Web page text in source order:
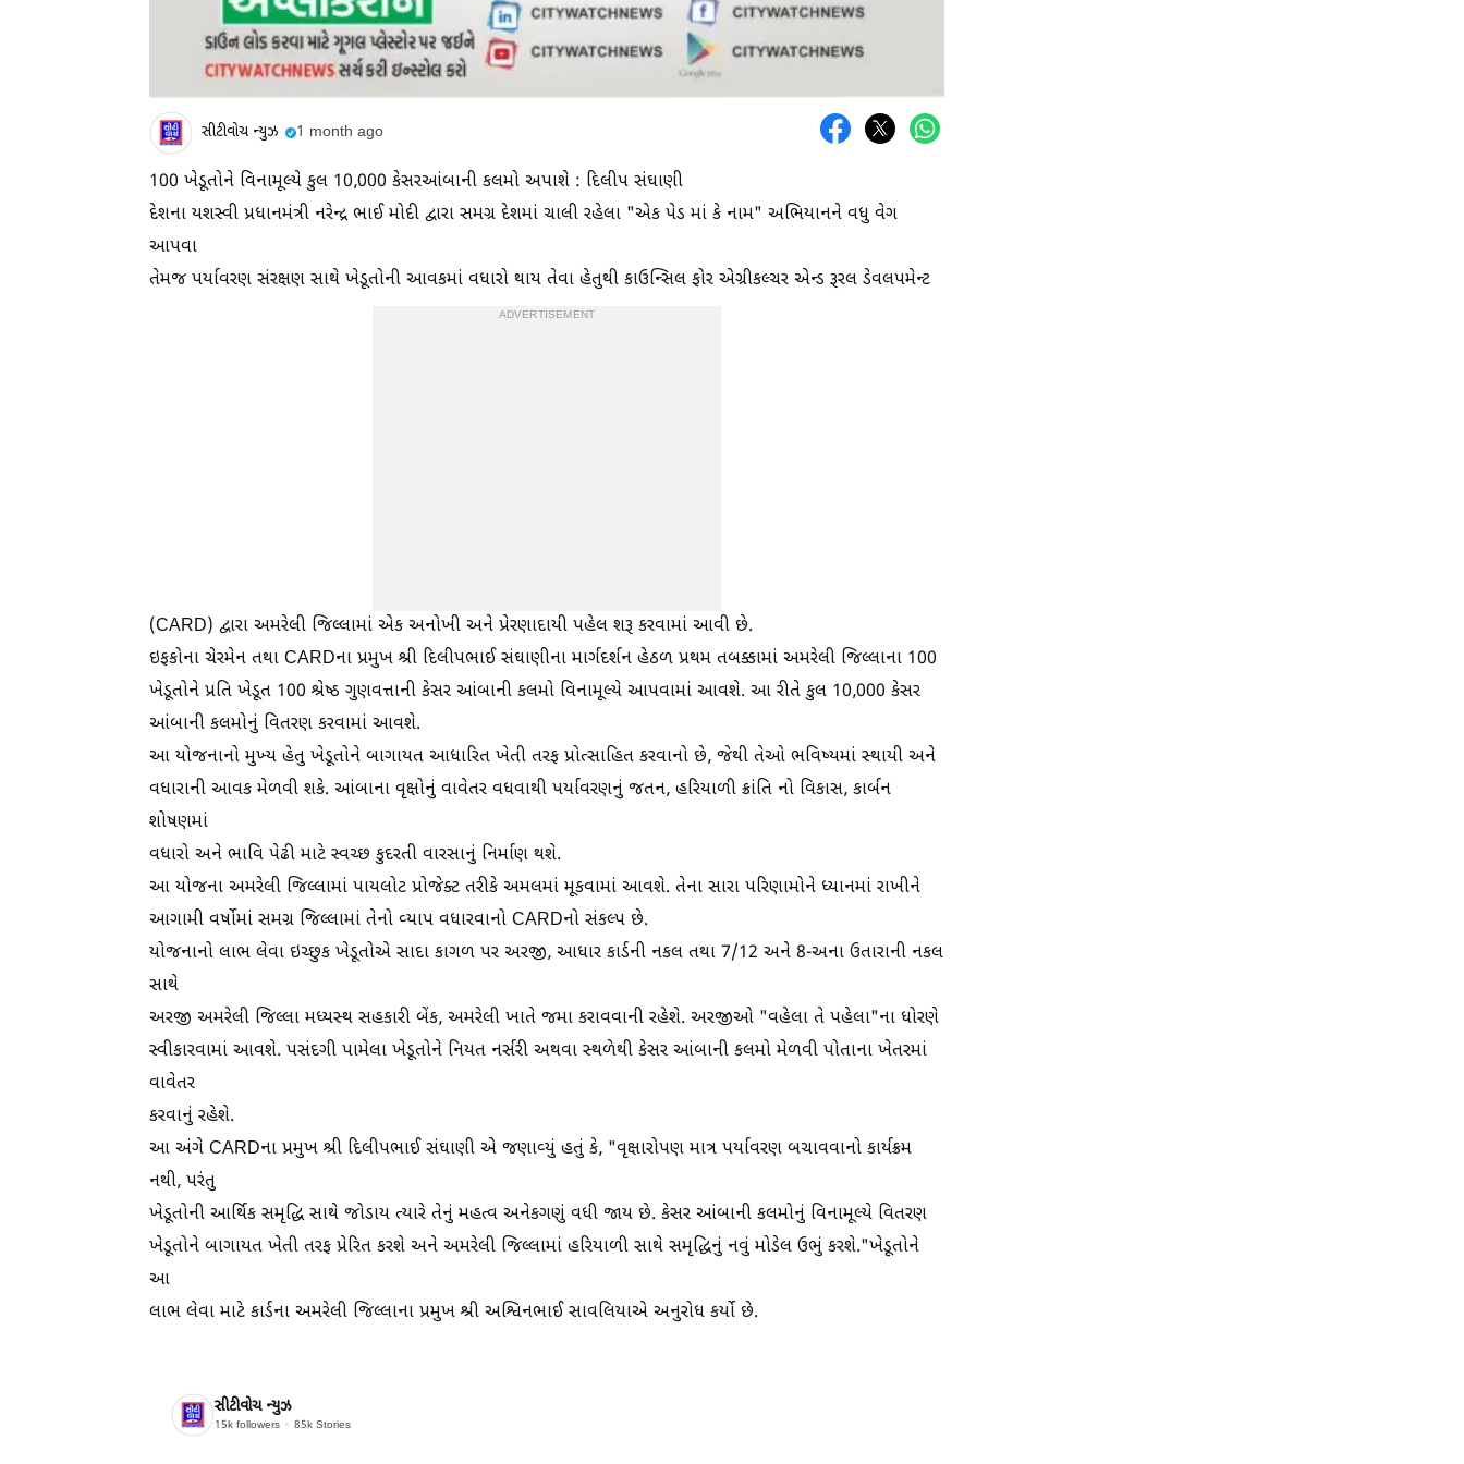
સીટીવોચ ન્યુઝ 1 month ago
100 ખેડૂતોને વિનામૂલ્યે કુલ 10,000 કેસરઆંબાની કલમો અપાશે : દિલીપ સંઘાણી
દેશના યશસ્વી પ્રધાનમંત્રી નરેન્દ્ર ભાઈ મોદી દ્વારા સમગ્ર દેશમાં ચાલી રહેલા "એક પેડ માં કે નામ" અભિયાનને વધુ વેગ
આપવા
તેમજ પર્યાવરણ સંરક્ષણ સાથે ખેડૂતોની આવકમાં વધારો થાય તેવા હેતુથી કાઉન્સિલ ફોર એગ્રીકલ્ચર એન્ડ રૂરલ ડેવલપમેન્ટ
ADVERTISEMENT
(CARD) દ્વારા અમરેલી જિલ્લામાં એક અનોખી અને પ્રેરણાદાયી પહેલ શરૂ કરવામાં આવી છે.
ઇફકોના ચેરમેન તથા CARDના પ્રમુખ શ્રી દિલીપભાઈ સંઘાણીના માર્ગદર્શન હેઠળ પ્રથમ તબક્કામાં અમરેલી જિલ્લાના 100
ખેડૂતોને પ્રતિ ખેડૂત 100 શ્રેષ્ઠ ગુણવત્તાની કેસર આંબાની કલમો વિનામૂલ્યે આપવામાં આવશે. આ રીતે કુલ 10,000 કેસર
આંબાની કલમોનું વિતરણ કરવામાં આવશે.
આ યોજનાનો મુખ્ય હેતુ ખેડૂતોને બાગાયત આધારિત ખેતી તરફ પ્રોત્સાહિત કરવાનો છે, જેથી તેઓ ભવિષ્યમાં સ્થાયી અને
વધારાની આવક મેળવી શકે. આંબાના વૃક્ષોનું વાવેતર વધવાથી પર્યાવરણનું જતન, હરિયાળી ક્રાંતિ નો વિકાસ, કાર્બન
શોષણમાં
વધારો અને ભાવિ પેઢી માટે સ્વચ્છ કુદરતી વારસાનું નિર્માણ થશે.
આ યોજના અમરેલી જિલ્લામાં પાયલોટ પ્રોજેક્ટ તરીકે અમલમાં મૂકવામાં આવશે. તેના સારા પરિણામોને ધ્યાનમાં રાખીને
આગામી વર્ષોમાં સમગ્ર જિલ્લામાં તેનો વ્યાપ વધારવાનો CARDનો સંકલ્પ છે.
યોજનાનો લાભ લેવા ઇચ્છુક ખેડૂતોએ સાદા કાગળ પર અરજી, આધાર કાર્ડની નકલ તથા 7/12 અને 8-અના ઉતારાની નકલ
સાથે
અરજી અમરેલી જિલ્લા મધ્યસ્થ સહકારી બેંક, અમરેલી ખાતે જમા કરાવવાની રહેશે. અરજીઓ "વહેલા તે પહેલા"ના ધોરણે
સ્વીકારવામાં આવશે. પસંદગી પામેલા ખેડૂતોને નિયત નર્સરી અથવા સ્થળેથી કેસર આંબાની કલમો મેળવી પોતાના ખેતરમાં
વાવેતર
કરવાનું રહેશે.
આ અંગે CARDના પ્રમુખ શ્રી દિલીપભાઈ સંઘાણી એ જણાવ્યું હતું કે, "વૃક્ષારોપણ માત્ર પર્યાવરણ બચાવવાનો કાર્યક્રમ
નથી, પરંતુ
ખેડૂતોની આર્થિક સમૃદ્ધિ સાથે જોડાય ત્યારે તેનું મહત્વ અનેકગણું વધી જાય છે. કેસર આંબાની કલમોનું વિનામૂલ્યે વિતરણ
ખેડૂતોને બાગાયત ખેતી તરફ પ્રેરિત કરશે અને અમરેલી જિલ્લામાં હરિયાળી સાથે સમૃદ્ધિનું નવું મોડેલ ઉભું કરશે."ખેડૂતોને
આ
લાભ લેવા માટે કાર્ડના અમરેલી જિલ્લાના પ્રમુખ શ્રી અશ્વિનભાઈ સાવલિયાએ અનુરોધ કર્યો છે.
સીટીવોચ ન્યુઝ
15k followers 85k Stories